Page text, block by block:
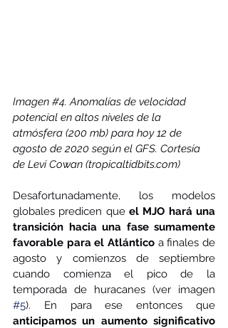
Imagen #4. Anomalías de velocidad
potencial en altos niveles de la
atmósfera (200 mb) para hoy 12 de
agosto de 2020 según el GFS. Cortesía
de Levi Cowan (tropicaltidbits.com)
Desafortunadamente, los modelos
globales predicen que el MJO hará una
transición hacia una fase sumamente
favorable para el Atlántico a finales de
agosto y comienzos de septiembre
cuando comienza el pico de la
#5
anticipamos un aumento significativo